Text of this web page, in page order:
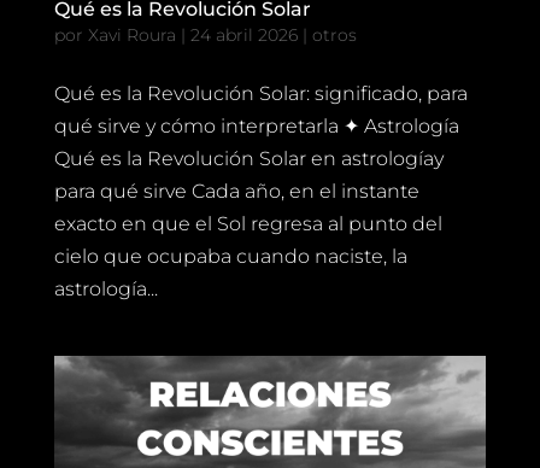
Qué es la Revolución Solar
por Xavi Roura | 24 abril 2026| otros
Qué es la Revolución Solar: significado, para
qué sirve y cómo interpretarla ✦ Astrología
Qué es la Revolución Solar en astrologíay
para qué sirve Cada año, en el instante
exacto en que el Sol regresa al punto del
cielo que ocupaba cuando naciste, la
astrología...